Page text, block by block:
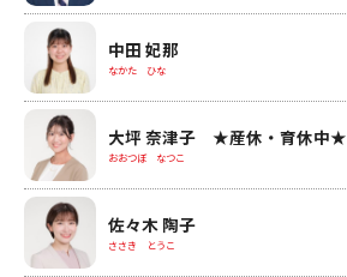
中田 妃那
なかた ひな
大坪 奈津子 ★産休・育休中★
おおつぼ なつこ
佐々木 陶子
ささき とうこ